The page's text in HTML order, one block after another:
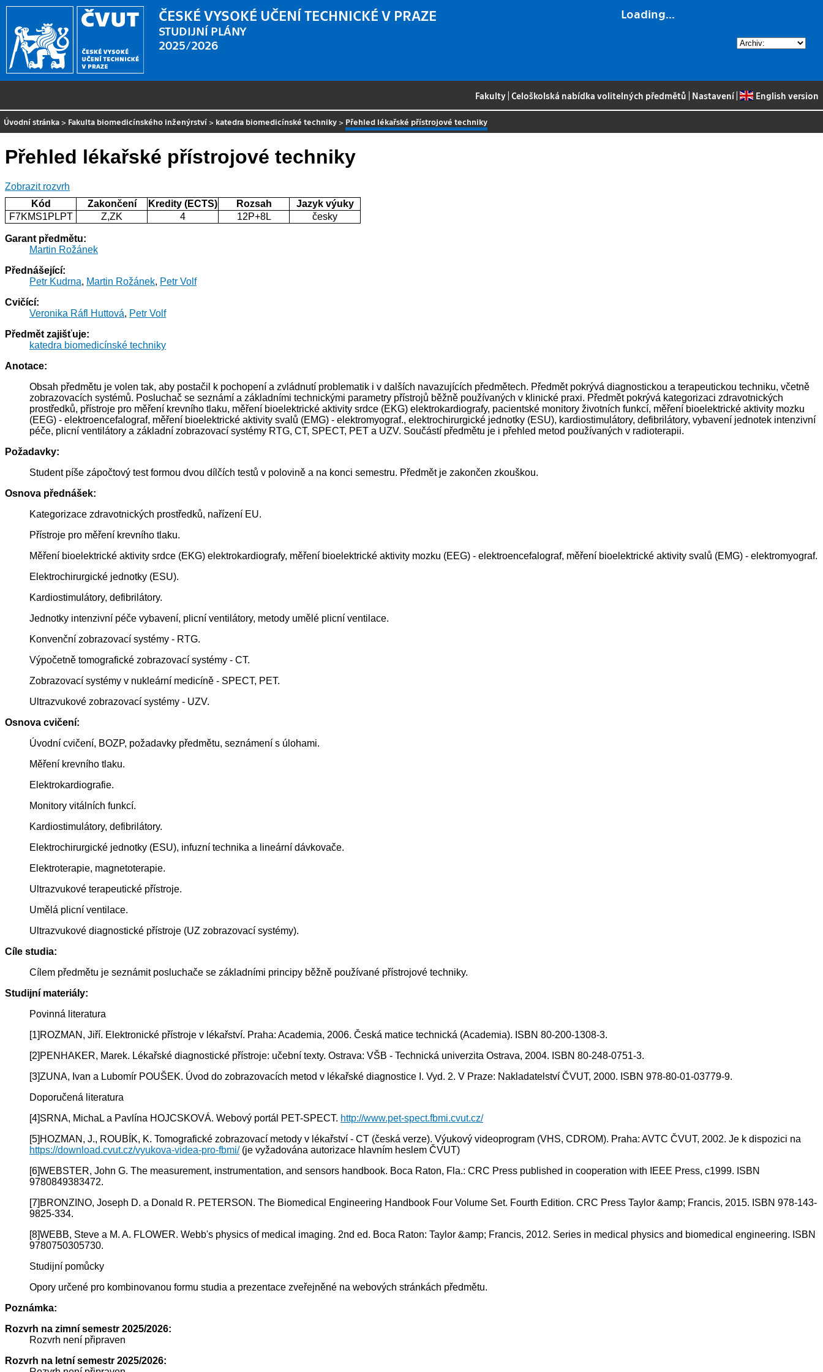
Loading...
ČESKÉ VYSOKÉ UČENÍ TECHNICKÉ V PRAZE
STUDIJNÍ PLÁNY
2025/2026
Fakulty |Celoškolská nabídka volitelných předmětů Nastavení| English version
Úvodní stránka > Fakulta biomedicínského inženýrství > katedra biomedicínské techniky > Přehled lékařské přístrojové techniky
Přehled lékařské přístrojové techniky
Zobrazit rozvrh
Kód
Zakončení Kredity (ECTS) Rozsah
Jazyk výuky
F7KMS1PLPT
Z,ZK 4 12P+8L česky
Garant předmětu:
Martin Rožánek
Přednášející:
Petr Kudrna, Martin Rožánek, Petr Volf
Cvičící:
Veronika Ráfl Huttová, Petr Volf
Předmět zajišťuje:
katedra biomedicínské techniky
Anotace:
Obsah předmětu je volen tak, aby postačil k pochopení a zvládnutí problematik i v dalších navazujících předmětech. Předmět pokrývá diagnostickou a terapeutickou techniku, včetně
zobrazovacích systémů. Posluchač se seznámí a základními technickými parametry přístrojů běžně používaných v klinické praxi. Předmět pokrývá kategorizaci zdravotnických
prostředků, přístroje pro měření krevního tlaku, měření bioelektrické aktivity srdce (EKG) elektrokardiografy, pacientské monitory životních funkcí, měření bioelektrické aktivity mozku
(EEG) - elektroencefalograf, měření bioelektrické aktivity svalů (EMG) - elektromyograf., elektrochirurgické jednotky (ESU), kardiostimulátory, defibrilátory, vybavení jednotek intenzivní
péče, plicní ventilátory a základní zobrazovací systémy RTG, CT, SPECT, PET a UZV. Součástí předmětu je i přehled metod používaných v radioterapii.
Požadavky:
Student píše zápočtový test formou dvou dílčích testů v polovině a na konci semestru. Předmět je zakončen zkouškou.
Osnova přednášek:
Kategorizace zdravotnických prostředků, nařízení EU.
Přístroje pro měření krevního tlaku.
Měření bioelektrické aktivity srdce (EKG) elektrokardiografy, měření bioelektrické aktivity mozku (EEG) - elektroencefalograf, měření bioelektrické aktivity svalů (EMG) - elektromyograf.
Elektrochirurgické jednotky (ESU).
Kardiostimulátory, defibrilátory.
Jednotky intenzivní péče vybavení, plicní ventilátory, metody umělé plicní ventilace.
Konvenční zobrazovací systémy - RTG.
Výpočetně tomografické zobrazovací systémy - CT.
Zobrazovací systémy v nukleární medicíně - SPECT, PET.
Ultrazvukové zobrazovací systémy - UZV.
Osnova cvičení:
Úvodní cvičení, BOZP, požadavky předmětu, seznámení s úlohami.
Měření krevního tlaku.
Elektrokardiografie.
Monitory vitálních funkcí.
Kardiostimulátory, defibrilátory.
Elektrochirurgické jednotky (ESU), infuzní technika a lineární dávkovače.
Elektroterapie, magnetoterapie.
Ultrazvukové terapeutické přístroje.
Umělá plicní ventilace.
Ultrazvukové diagnostické přístroje (UZ zobrazovací systémy).
Cíle studia:
Cílem předmětu je seznámit posluchače se základními principy běžně používané přístrojové techniky.
Studijní materiály:
Povinná literatura
[1]ROZMAN, Jiří. Elektronické přístroje v lékařství. Praha: Academia, 2006. Česká matice technická (Academia). ISBN 80-200-1308-3.
[2]PENHAKER, Marek. Lékařské diagnostické přístroje: učební texty. Ostrava: VŠB - Technická univerzita Ostrava, 2004. ISBN 80-248-0751-3.
[3]ZUNA, Ivan a Lubomír POUŠEK. Úvod do zobrazovacích metod v lékařské diagnostice I. Vyd. 2. V Praze: Nakladatelství ČVUT, 2000. ISBN 978-80-01-03779-9.
Doporučená literatura
[4]SRNA, MichaL a Pavlína HOJCSKOVÁ. Webový portál PET-SPECT. http://www.pet-spect.fbmi.cvut.cz/
[5]HOZMAN, J., ROUBÍK, K. Tomografické zobrazovací metody v lékařství - CT (česká verze). Výukový videoprogram (VHS, CDROM). Praha: AVTC ČVUT, 2002. Je k dispozici na
https://download.cvut.cz/vyukova-videa-pro-fbmi/ (je vyžadována autorizace hlavním heslem ČVUT)
[6]WEBSTER, John G. The measurement, instrumentation, and sensors handbook. Boca Raton, Fla.: CRC Press published in cooperation with IEEE Press, c1999. ISBN
9780849383472.
[7]BRONZINO, Joseph D. a Donald R. PETERSON. The Biomedical Engineering Handbook Four Volume Set. Fourth Edition. CRC Press Taylor &amp; Francis, 2015. ISBN 978-143-
9825-334.
[8]WEBB, Steve a M. A. FLOWER. Webb's physics of medical imaging. 2nd ed. Boca Raton: Taylor &amp; Francis, 2012. Series in medical physics and biomedical engineering. ISBN
9780750305730.
Studijní pomůcky
Opory určené pro kombinovanou formu studia a prezentace zveřejněné na webových stránkách předmětu.
Poznámka:
Rozvrh na zimní semestr 2025/2026:
Rozvrh není připraven
Rozvrh na letní semestr 2025/2026: